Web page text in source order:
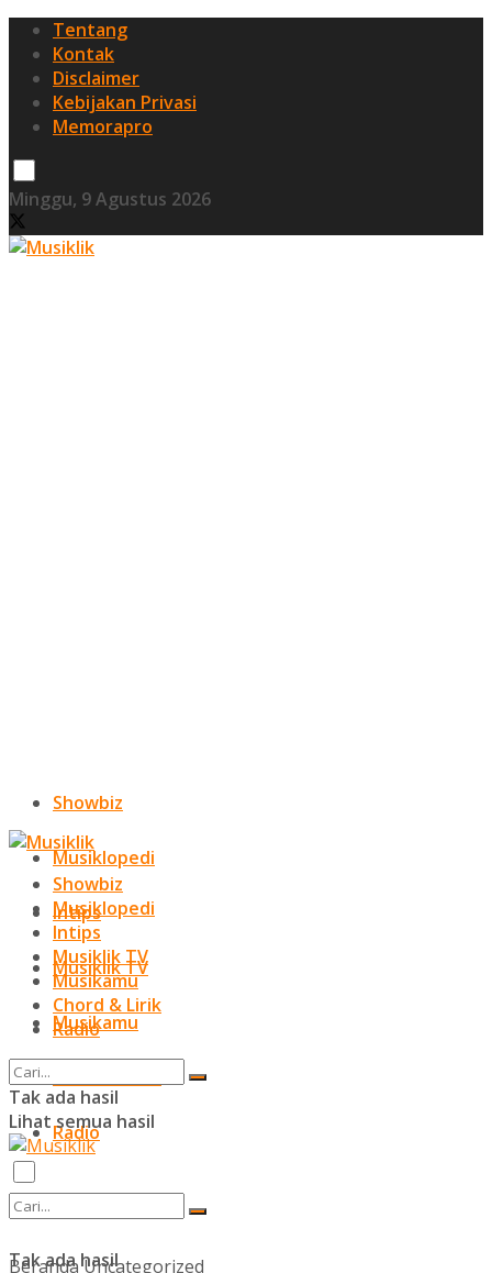
Tentang
Kontak
Disclaimer
Kebijakan Privasi
Memorapro
Minggu, 9 Agustus 2026
Showbiz
Musiklopedi
Intips
Musiklik TV
Musikamu
Radio
Tak ada hasil
Showbiz
Musiklopedi
Intips
Musiklik TV
Musikamu
Chord & Lirik
Radio
Tak ada hasil
Lihat semua hasil
Beranda Uncategorized